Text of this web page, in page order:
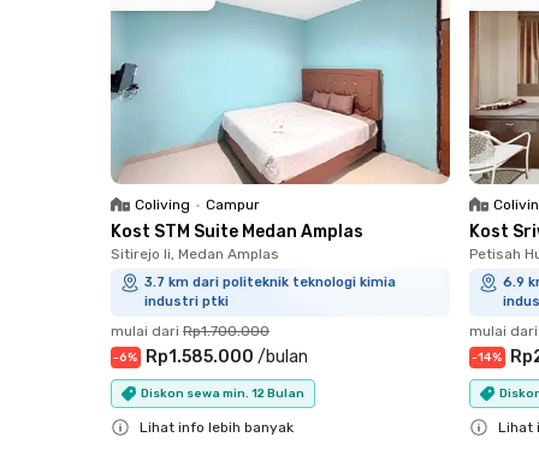
Coliving • Campur
Kost STM Suite Medan Amplas
Sitirejo Ii, Medan Amplas
3.7 km dari politeknik teknologi kimia
industri ptki
mulai dari Rp1.700.000
-6% Rp1.585.000 /bulan
Diskon sewa min. 12 Bulan
Lihat info lebih banyak
Kost
Petisah
6.9
mulai dari
-14%
Lihat